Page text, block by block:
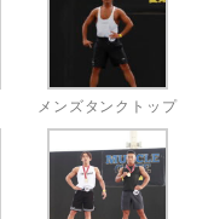
メンズタンクトップ